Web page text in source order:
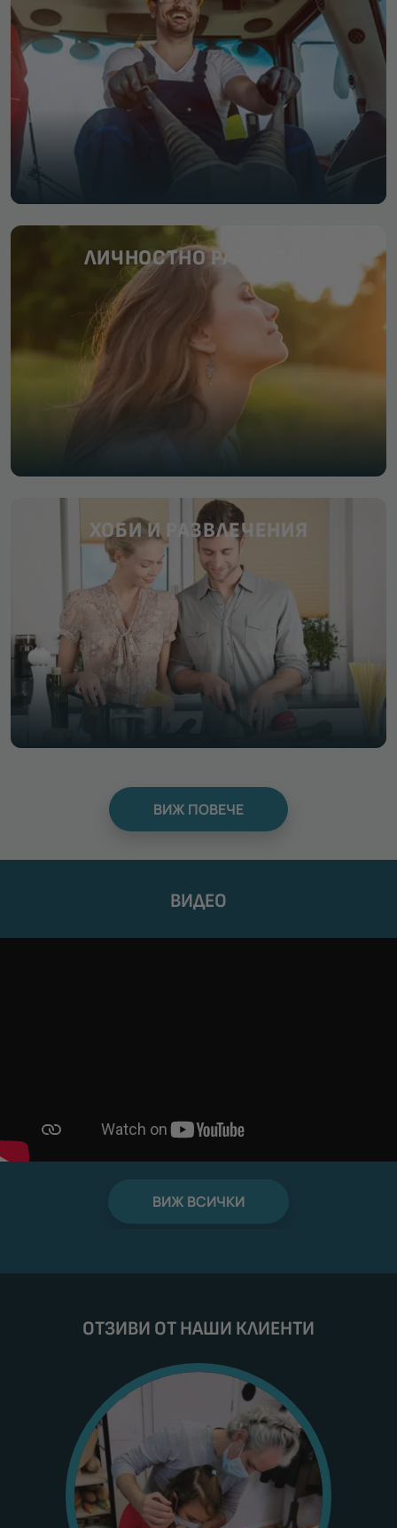
ЛИЧНОСТНО РАЗВИТИЕ
ХОБИ И РАЗВЛЕЧЕНИЯ
ВИЖ ПОВЕЧЕ
ВИДЕО
ВИЖ ВСИЧКИ
ОТЗИВИ ОТ НАШИ КЛИЕНТИ